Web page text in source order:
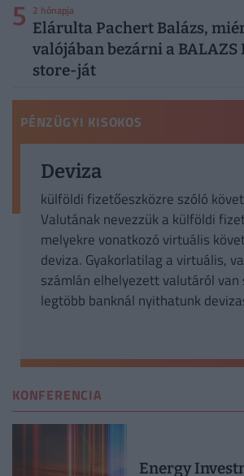
5 2 hónapja
Elárulta Pachert Balázs,
valójában bezárni a BALAZS
store-ját
PÉNZÜGYI KISOKOS
Deviza
külföldi fizetőeszközre szóló
Valutának nevezzük a külföldi
melyekre vonatkozó virtuális
deviza. Gyakorlatilag a virtuális,
számlán elhelyezett valutáról van
legtöbb banknál nyithatunk
KONFERENCIA
Energy